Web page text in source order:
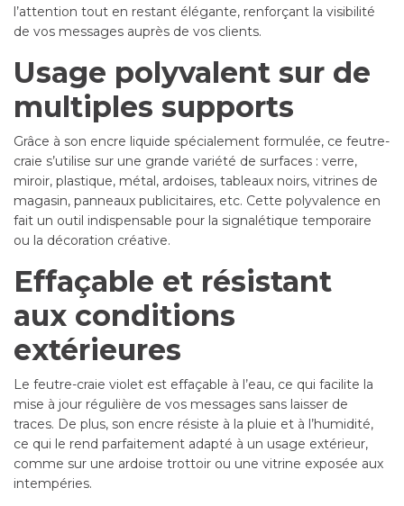
l’attention tout en restant élégante, renforçant la visibilité
de vos messages auprès de vos clients.
Usage polyvalent sur de
multiples supports
Grâce à son encre liquide spécialement formulée, ce feutre-
craie s’utilise sur une grande variété de surfaces : verre,
miroir, plastique, métal, ardoises, tableaux noirs, vitrines de
magasin, panneaux publicitaires, etc. Cette polyvalence en
fait un outil indispensable pour la signalétique temporaire
ou la décoration créative.
Effaçable et résistant
aux conditions
extérieures
Le feutre-craie violet est effaçable à l’eau, ce qui facilite la
mise à jour régulière de vos messages sans laisser de
traces. De plus, son encre résiste à la pluie et à l’humidité,
ce qui le rend parfaitement adapté à un usage extérieur,
comme sur une ardoise trottoir ou une vitrine exposée aux
intempéries.